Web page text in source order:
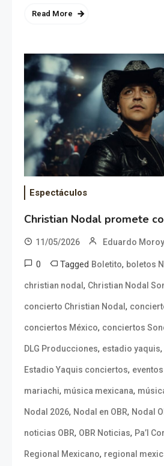
Read More
Espectáculos
Christian Nodal promete
11/05/2026 Eduardo
0 Tagged Boletito, boletos
christian nodal , Christian Nodal
concierto Christian Nodal ,
conciertos México, conciertos
DLG Producciones, estadio yaquis,
Estadio Yaquis conciertos, eventos
mariachi, música mexicana,
Nodal 2026, Nodal en OBR, Nodal
noticias OBR, OBR Noticias, Pa’l
Regional Mexicano, regional